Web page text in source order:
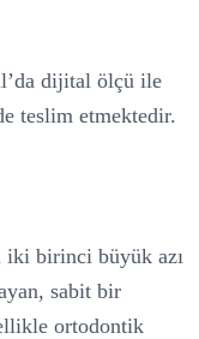
dijital ölçü ile
teslim etmektedir.
iki birinci büyük azı
sabit bir
ortodontik